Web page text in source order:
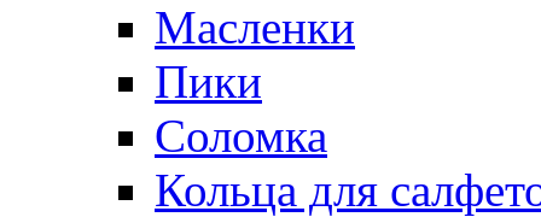
Масленки
Пики
Соломка
Кольца для